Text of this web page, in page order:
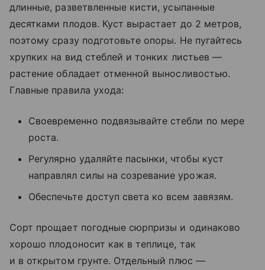
длинные, разветвленные кисти, усыпанные
десятками плодов. Куст вырастает до 2 метров,
поэтому сразу подготовьте опоры. Не пугайтесь
хрупких на вид стеблей и тонких листьев —
растение обладает отменной выносливостью.
Главные правила ухода:
Своевременно подвязывайте стебли по мере
роста.
Регулярно удаляйте пасынки, чтобы куст
направлял силы на созревание урожая.
Обеспечьте доступ света ко всем завязям.
Сорт прощает погодные сюрпризы и одинаково
хорошо плодоносит как в теплице, так
и в открытом грунте. Отдельный плюс —